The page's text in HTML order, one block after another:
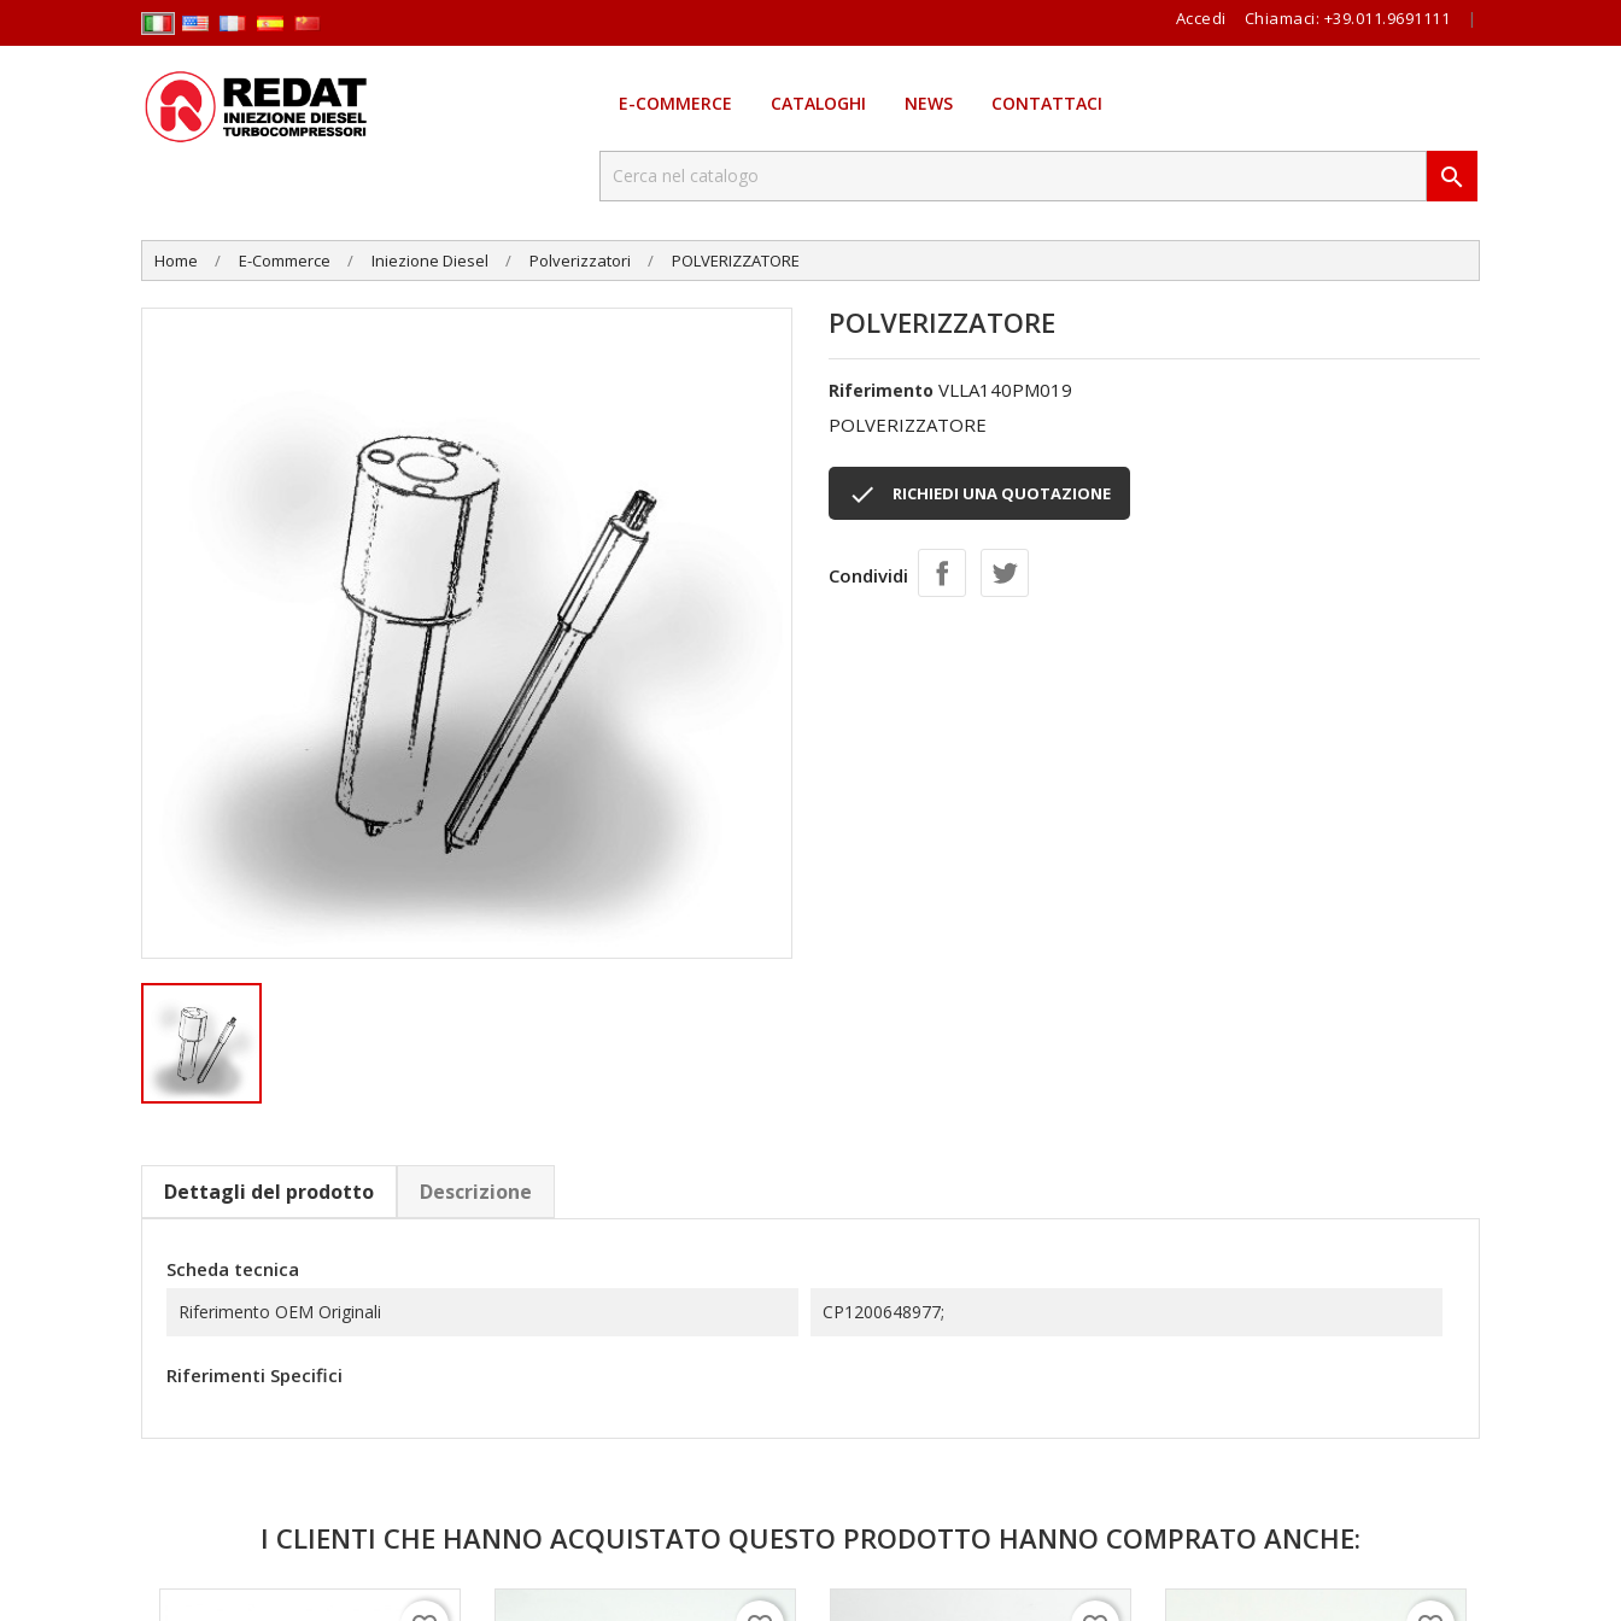
Accedi Chiamaci: +39.011.9691111 |
E-COMMERCE CATALOGHI NEWS CONTATTACI

Home E-Commerce Iniezione Diesel Polverizzatori POLVERIZZATORE
POLVERIZZATORE
Riferimento VLLA140PM019
POLVERIZZATORE
 RICHIEDI UNA QUOTAZIONE
Condividi
Dettagli del prodotto Descrizione
Scheda tecnica
Riferimento OEM Originali CP1200648977;
Riferimenti Specifici
I CLIENTI CHE HANNO ACQUISTATO QUESTO PRODOTTO HANNO COMPRATO ANCHE: